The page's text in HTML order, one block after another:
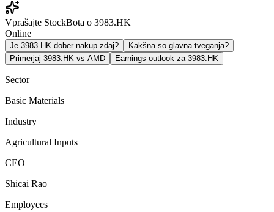
Vprašajte StockBota o 3983.HK
Online
Je 3983.HK dober nakup zdaj?
Kakšna so glavna tveganja?
Primerjaj 3983.HK vs AMD
Earnings outlook za 3983.HK
Sector
Basic Materials
Industry
Agricultural Inputs
CEO
Shicai Rao
Employees